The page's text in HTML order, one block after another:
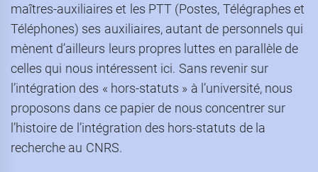
maîtres-auxiliaires et les PTT (Postes, Télégraphes et
Téléphones) ses auxiliaires, autant de personnels qui
mènent d’ailleurs leurs propres luttes en parallèle de
celles qui nous intéressent ici. Sans revenir sur
l’intégration des « hors-statuts » à l’université, nous
proposons dans ce papier de nous concentrer sur
l’histoire de l’intégration des hors-statuts de la
recherche au CNRS.